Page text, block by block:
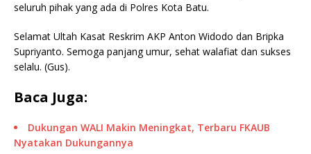
seluruh pihak yang ada di Polres Kota Batu.
Selamat Ultah Kasat Reskrim AKP Anton Widodo dan Bripka
Supriyanto. Semoga panjang umur, sehat walafiat dan sukses
selalu. (Gus).
Baca Juga:
Dukungan WALI Makin Meningkat, Terbaru FKAUB
Nyatakan Dukungannya